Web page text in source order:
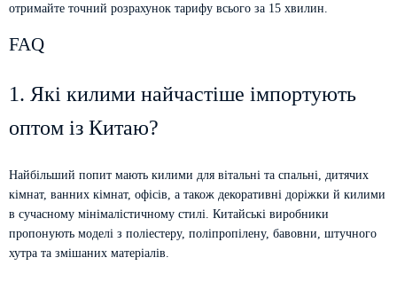
отримайте точний розрахунок тарифу всього за 15 хвилин.
FAQ
1. Які килими найчастіше імпортують
оптом із Китаю?
Найбільший попит мають килими для вітальні та спальні, дитячих
кімнат, ванних кімнат, офісів, а також декоративні доріжки й килими
в сучасному мінімалістичному стилі. Китайські виробники
пропонують моделі з поліестеру, поліпропілену, бавовни, штучного
хутра та змішаних матеріалів.